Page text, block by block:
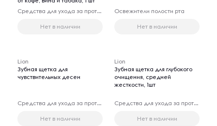
Средства для ухода за протезами
Нет в наличии
Освежители полости рта
Нет в наличии
Lion
Зубная щетка для
чувствительных десен
Средства для ухода за протезами
Нет в наличии
Lion
Зубная щетка для глубокого
очищения, средней
жесткости, 1шт
Средства для ухода за протезами
Нет в наличии